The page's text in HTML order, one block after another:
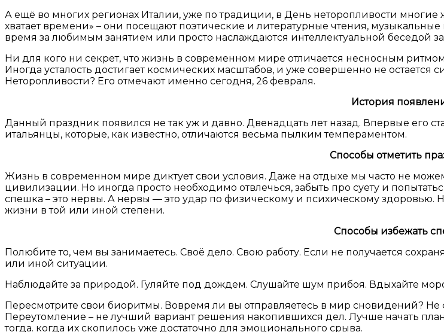
А ещё во многих регионах Италии, уже по традиции, в День неторопливости
хватает времени» – они посещают поэтические и литературные чтения,
время за любимым занятием или просто наслаждаются интеллектуальной беседой
Ни для кого ни секрет, что жизнь в современном мире отличается несносным
Иногда усталость достигает космических масштабов, и уже совершенно не
Неторопливости? Его отмечают именно сегодня, 26 февраля.
История
Данный праздник появился не так уж и давно. Двенадцать лет назад. Впервые его
итальянцы, которые, как известно, отличаются весьма пылким темпераментом.
Способы отметить
Жизнь в современном мире диктует свои условия. Даже на отдыхе мы часто не
цивилизации. Но иногда просто необходимо отвлечься, забыть про суету и
спешка – это нервы. А нервы — это удар по физическому и психическому здоровью.
жизни в той или иной степени.
Способы избежать
Полюбите то, чем вы занимаетесь. Своё дело. Свою работу. Если не получается
или иной ситуации.
Наблюдайте за природой. Гуляйте под дождем. Слушайте шум прибоя. Вдыхайте
Пересмотрите свои биоритмы. Вовремя ли вы отправляетесь в мир сновидений?
Переутомление – не лучший вариант решения накопившихся дел. Лучше начать
тогда. когда их скопилось уже достаточно для эмоционального срыва.